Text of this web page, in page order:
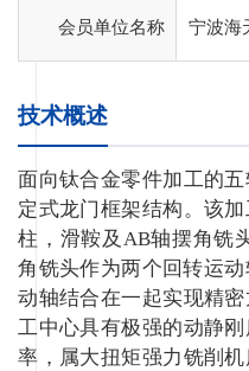
会员单位名称 宁波海
技术概述
面向钛合金零件加工的
定式龙门框架结构。该
柱，滑鞍及AB轴摆角铣
角铣头作为两个回转运
动轴结合在一起实现精
工中心具有极强的动静
率，属大扭矩强力铣削